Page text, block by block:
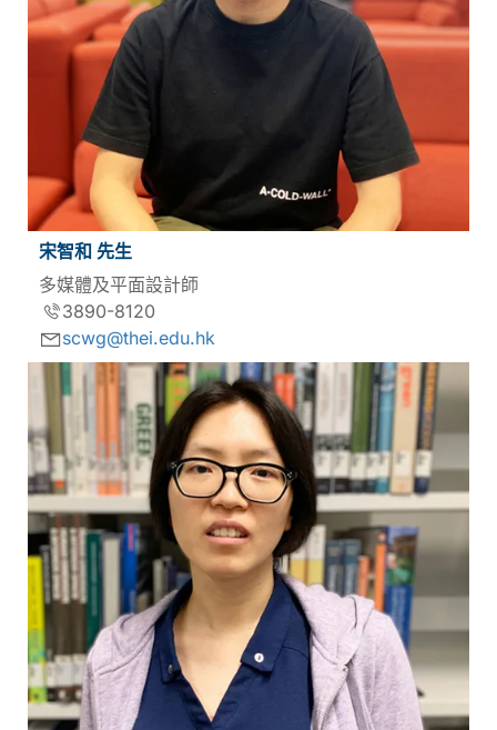
宋智和 先生
多媒體及平面設計師
3890-8120
scwg@thei.edu.hk